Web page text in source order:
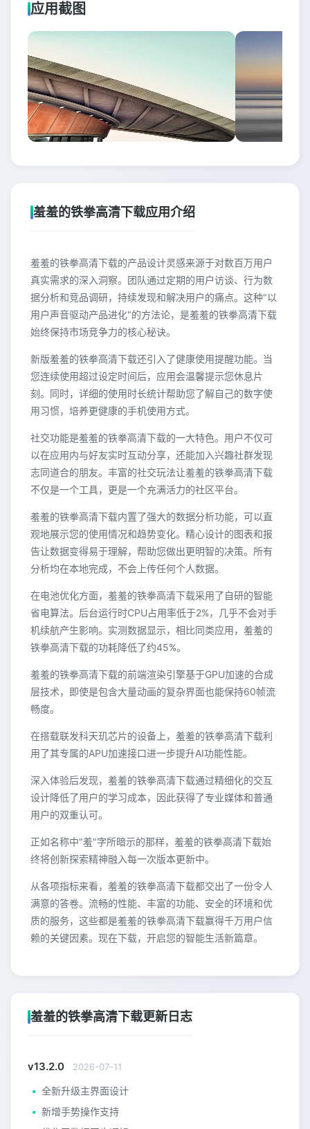
应用截图
羞羞的铁拳高清下载应用介绍
羞羞的铁拳高清下载的产品设计灵感来源于对数百万用户
真实需求的深入洞察。团队通过定期的用户访谈、行为数
据分析和竞品调研，持续发现和解决用户的痛点。这种"以
用户声音驱动产品进化"的方法论，是羞羞的铁拳高清下载
始终保持市场竞争力的核心秘诀。
新版羞羞的铁拳高清下载还引入了健康使用提醒功能。当
您连续使用超过设定时间后，应用会温馨提示您休息片
刻。同时，详细的使用时长统计帮助您了解自己的数字使
用习惯，培养更健康的手机使用方式。
社交功能是羞羞的铁拳高清下载的一大特色。用户不仅可
以在应用内与好友实时互动分享，还能加入兴趣社群发现
志同道合的朋友。丰富的社交玩法让羞羞的铁拳高清下载
不仅是一个工具，更是一个充满活力的社区平台。
羞羞的铁拳高清下载内置了强大的数据分析功能，可以直
观地展示您的使用情况和趋势变化。精心设计的图表和报
告让数据变得易于理解，帮助您做出更明智的决策。所有
分析均在本地完成，不会上传任何个人数据。
在电池优化方面，羞羞的铁拳高清下载采用了自研的智能
省电算法。后台运行时CPU占用率低于2%，几乎不会对手
机续航产生影响。实测数据显示，相比同类应用，羞羞的
铁拳高清下载的功耗降低了约45%。
羞羞的铁拳高清下载的前端渲染引擎基于GPU加速的合成
层技术，即使是包含大量动画的复杂界面也能保持60帧流
畅度。
在搭载联发科天玑芯片的设备上，羞羞的铁拳高清下载利
用了其专属的APU加速接口进一步提升AI功能性能。
深入体验后发现，羞羞的铁拳高清下载通过精细化的交互
设计降低了用户的学习成本，因此获得了专业媒体和普通
用户的双重认可。
正如名称中"羞"字所暗示的那样，羞羞的铁拳高清下载始
终将创新探索精神融入每一次版本更新中。
从各项指标来看，羞羞的铁拳高清下载都交出了一份令人
满意的答卷。流畅的性能、丰富的功能、安全的环境和优
质的服务，这些都是羞羞的铁拳高清下载赢得千万用户信
赖的关键因素。现在下载，开启您的智能生活新篇章。
羞羞的铁拳高清下载更新日志
v13.2.0 2026-07-11
全新升级主界面设计
新增手势操作支持